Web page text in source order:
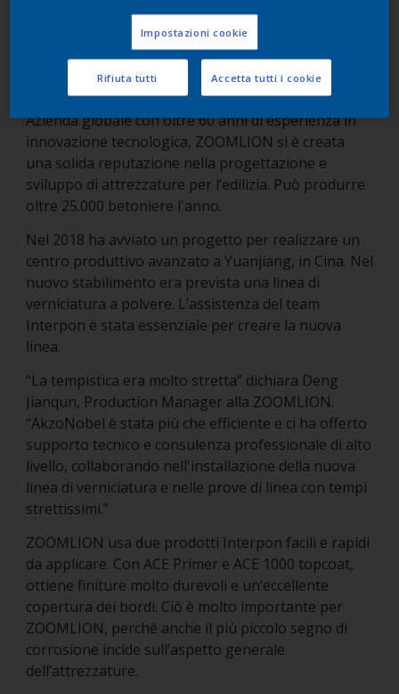
composti organici volatili (VOC)
gestione dei rifiuti tossici, la tassa sulle emissioni di
VOC e riducono l’impronta di carbonio.
Azienda globale con oltre 60 anni di esperienza in
innovazione tecnologica, ZOOMLION si è creata
una solida reputazione nella progettazione e
sviluppo di attrezzature per l’edilizia. Può produrre
oltre 25.000 betoniere l'anno.
Nel 2018 ha avviato un progetto per realizzare un
centro produttivo avanzato a Yuanjiang, in Cina. Nel
nuovo stabilimento era prevista una linea di
verniciatura a polvere. L’assistenza del team
Interpon è stata essenziale per creare la nuova
linea.
“La tempistica era molto stretta” dichiara Deng
Jianqun, Production Manager alla ZOOMLION.
“AkzoNobel è stata più che efficiente e ci ha offerto
supporto tecnico e consulenza professionale di alto
livello, collaborando nell'installazione della nuova
linea di verniciatura e nelle prove di linea con tempi
strettissimi.”
ZOOMLION usa due prodotti Interpon facili e rapidi
da applicare. Con ACE Primer e ACE 1000 topcoat,
ottiene finiture molto durevoli e un’eccellente
copertura dei bordi. Ciò è molto importante per
ZOOMLION, perché anche il più piccolo segno di
corrosione incide sull’aspetto generale
dell’attrezzature.
Impostazioni cookie
Rifiuta tutti Accetta tutti i cookie